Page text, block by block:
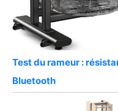
Test du rameur :
Bluetooth